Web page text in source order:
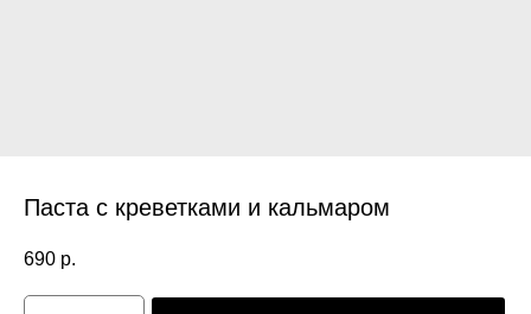
Паста с креветками и кальмаром
690 р.